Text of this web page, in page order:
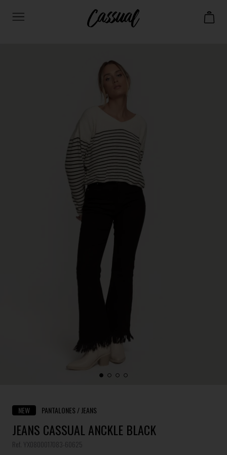
NEW PANTALONES / JEANS
JEANS CASSUAL ANCKLE BLACK
Ref. YX0800017083-60625